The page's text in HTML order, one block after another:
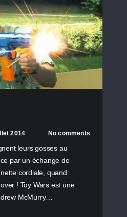
2014 No comments
leurs gosses au
par un échange de
cordiale, quand
! Toy Wars est une
McMurry…